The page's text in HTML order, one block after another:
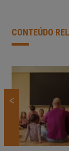
CONTEÚDO
<